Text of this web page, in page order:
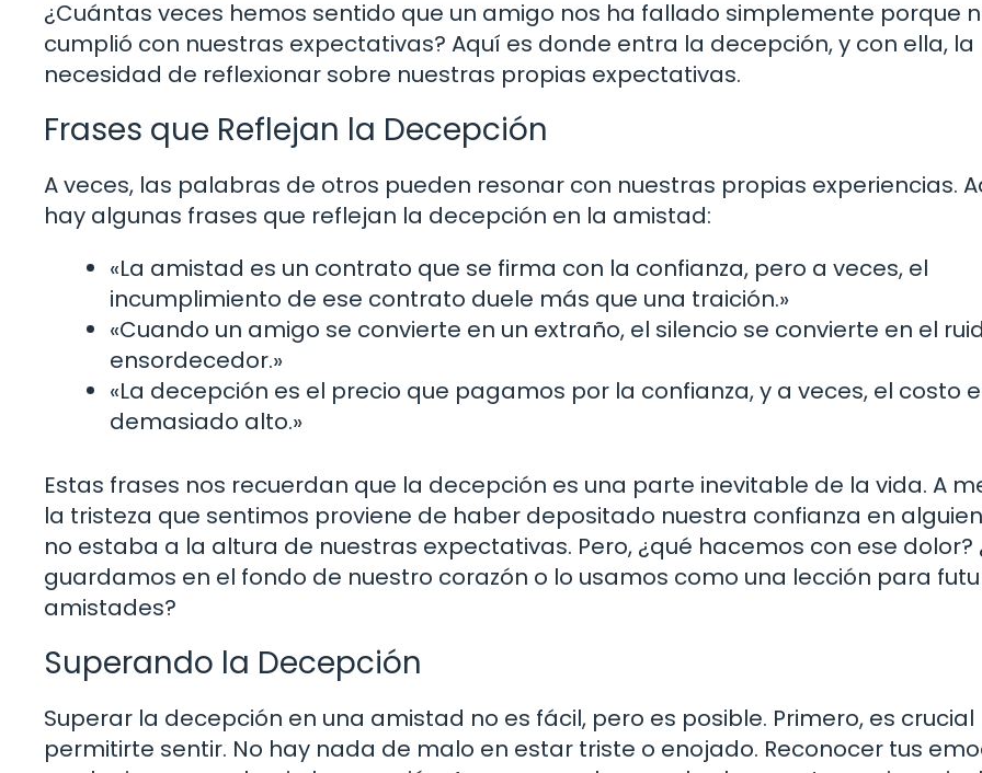
¿Cuántas veces hemos sentido que un amigo nos ha fallado simplemente porque
cumplió con nuestras expectativas? Aquí es donde entra la decepción, y con ella, la
necesidad de reflexionar sobre nuestras propias expectativas.
Frases que Reflejan la Decepción
A veces, las palabras de otros pueden resonar con nuestras propias experiencias.
hay algunas frases que reflejan la decepción en la amistad:
«La amistad es un contrato que se firma con la confianza, pero a veces, el
incumplimiento de ese contrato duele más que una traición.»
«Cuando un amigo se convierte en un extraño, el silencio se convierte en el
ensordecedor.»
«La decepción es el precio que pagamos por la confianza, y a veces, el costo
demasiado alto.»
Estas frases nos recuerdan que la decepción es una parte inevitable de la vida. A
la tristeza que sentimos proviene de haber depositado nuestra confianza en
no estaba a la altura de nuestras expectativas. Pero, ¿qué hacemos con ese dolor?
guardamos en el fondo de nuestro corazón o lo usamos como una lección para
amistades?
Superando la Decepción
Superar la decepción en una amistad no es fácil, pero es posible. Primero, es crucial
permitirte sentir. No hay nada de malo en estar triste o enojado. Reconocer tus